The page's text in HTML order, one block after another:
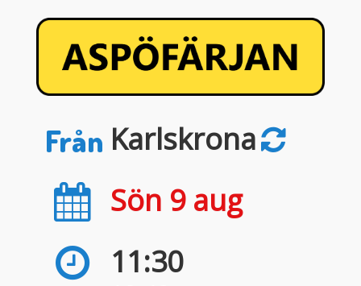
Från Karlskrona
Sön 9 aug
11:30